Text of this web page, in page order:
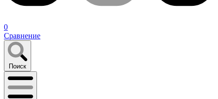
0
Сравнение
Поиск